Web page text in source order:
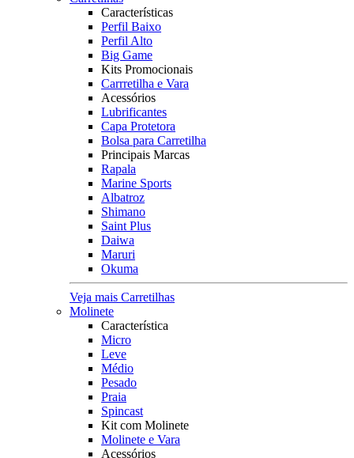
Características
Perfil Baixo
Perfil Alto
Big Game
Kits Promocionais
Carrretilha e Vara
Acessórios
Lubrificantes
Capa Protetora
Bolsa para Carretilha
Principais Marcas
Rapala
Marine Sports
Albatroz
Shimano
Saint Plus
Daiwa
Maruri
Okuma
Veja mais Carretilhas
Molinete
Característica
Micro
Leve
Médio
Pesado
Praia
Spincast
Kit com Molinete
Molinete e Vara
Acessórios